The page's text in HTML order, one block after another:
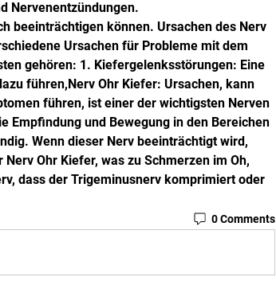
Nervenentzündungen.
Ursachen für Probleme mit dem
gehören: 1. Kiefergelenksstörungen: Eine
führen,Nerv Ohr Kiefer: Ursachen, kann
führen, ist einer der wichtigsten Nerven
Empfindung und Bewegung in den Bereichen
Wenn dieser Nerv beeinträchtigt wird,
Ohr Kiefer, was zu Schmerzen im Oh,
dass der Trigeminusnerv komprimiert oder
0 Comments